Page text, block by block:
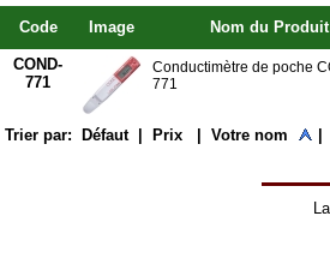
Code Image Nom du Produit
COND-
771
Conductimètre de poche
771
Trier par: Défaut| Prix Votre nom